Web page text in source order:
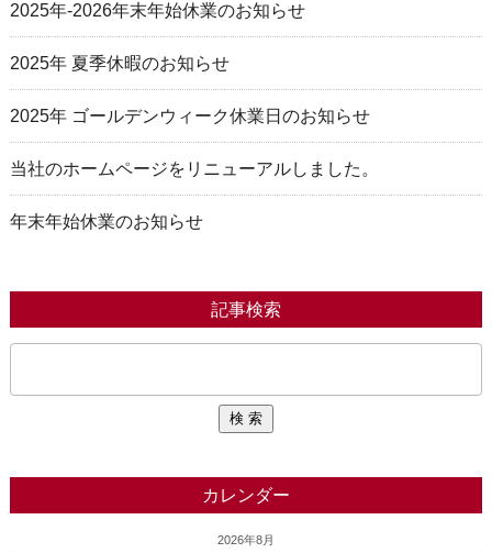
2025年-2026年末年始休業のお知らせ
2025年 夏季休暇のお知らせ
2025年 ゴールデンウィーク休業日のお知らせ
当社のホームページをリニューアルしました。
年末年始休業のお知らせ
記事検索
カレンダー
2026年8月